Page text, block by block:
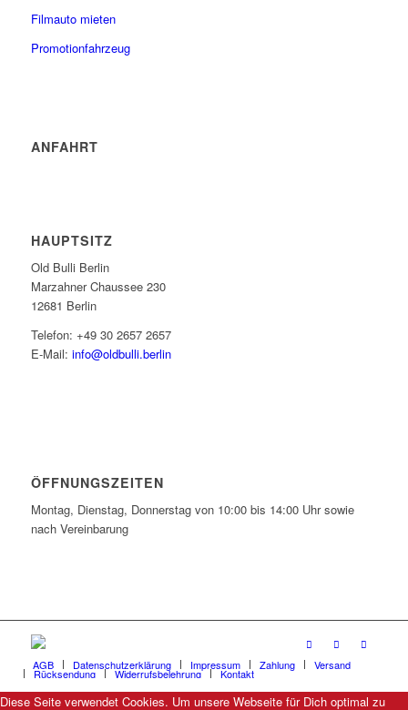
Filmauto mieten
Promotionfahrzeug
ANFAHRT
HAUPTSITZ
Old Bulli Berlin
Marzahner Chaussee 230
12681 Berlin
Telefon: +49 30 2657 2657
E-Mail: info@oldbulli.berlin
ÖFFNUNGSZEITEN
Montag, Dienstag, Donnerstag von 10:00 bis 14:00 Uhr sowie
nach Vereinbarung
AGB Datenschutzerklärung Impressum Zahlung Versand
Rücksendung Widerrufsbelehrung Kontakt
Diese Seite verwendet Cookies. Um unsere Webseite für Dich optimal zu